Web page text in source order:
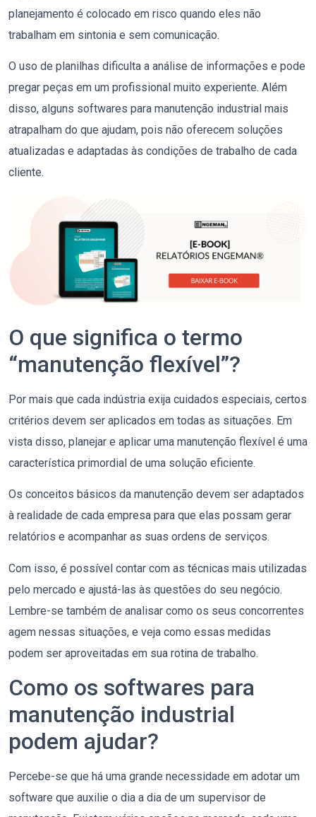
planejamento é colocado em risco quando eles não
trabalham em sintonia e sem comunicação.
O uso de planilhas dificulta a análise de informações e pode
pregar peças em um profissional muito experiente. Além
disso, alguns softwares para manutenção industrial mais
atrapalham do que ajudam, pois não oferecem soluções
atualizadas e adaptadas às condições de trabalho de cada
cliente.
O que significa o termo
“manutenção flexível”?
Por mais que cada indústria exija cuidados especiais, certos
critérios devem ser aplicados em todas as situações. Em
vista disso, planejar e aplicar uma manutenção flexível é uma
característica primordial de uma solução eficiente.
Os conceitos básicos da manutenção devem ser adaptados
à realidade de cada empresa para que elas possam gerar
relatórios e acompanhar as suas ordens de serviços.
Com isso, é possível contar com as técnicas mais utilizadas
pelo mercado e ajustá-las às questões do seu negócio.
Lembre-se também de analisar como os seus concorrentes
agem nessas situações, e veja como essas medidas
podem ser aproveitadas em sua rotina de trabalho.
Como os softwares para
manutenção industrial
podem ajudar?
Percebe-se que há uma grande necessidade em adotar um
software que auxilie o dia a dia de um supervisor de